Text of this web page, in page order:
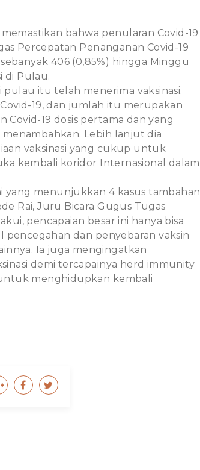
bahwa penularan Covid-19
Percepatan Penanganan Covid-19
406 (0,85%) hingga Minggu
di Pulau.
itu telah menerima vaksinasi.
19, dan jumlah itu merupakan
Covid-19 dosis pertama dan yang
menambahkan. Lebih lanjut dia
vaksinasi yang cukup untuk
kembali koridor Internasional dalam
menunjukkan 4 kasus tambahan
Rai, Juru Bicara Gugus Tugas
pencapaian besar ini hanya bisa
dan penyebaran vaksin
Ia juga mengingatkan
demi tercapainya herd immunity
menghidupkan kembali